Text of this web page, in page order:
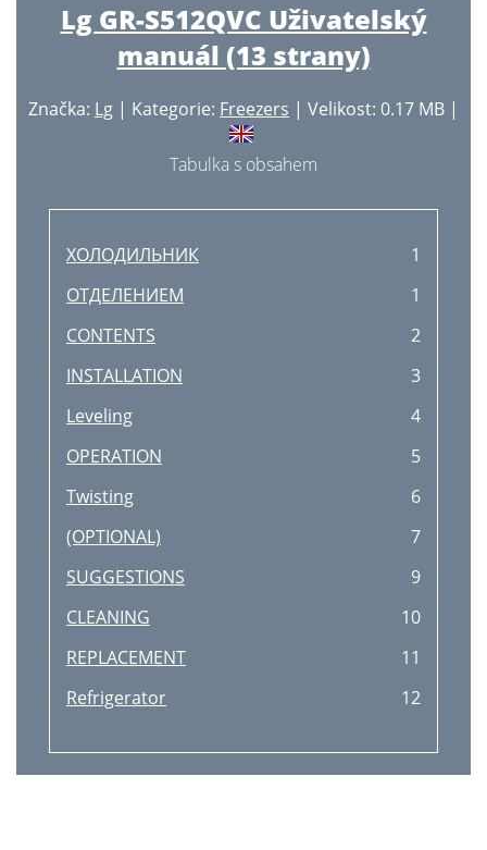
Lg GR-S512QVC Uživatelský
manuál (13 strany)
Značka: Lg | Kategorie: Freezers | Velikost: 0.17 MB |
Tabulka s obsahem
ХОЛОДИЛЬНИК
1
ОТДЕЛЕНИЕМ
1
CONTENTS
2
INSTALLATION
3
Leveling
4
OPERATION
5
Twisting
6
(OPTIONAL)
7
SUGGESTIONS
9
CLEANING
10
REPLACEMENT
11
Refrigerator
12